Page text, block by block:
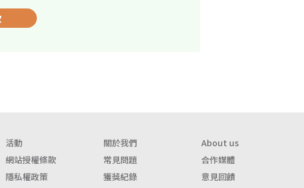
活動 關於我們
About us
網站授權條款 常見問題
合作媒體
隱私權政策 獲獎紀錄 意見回饋